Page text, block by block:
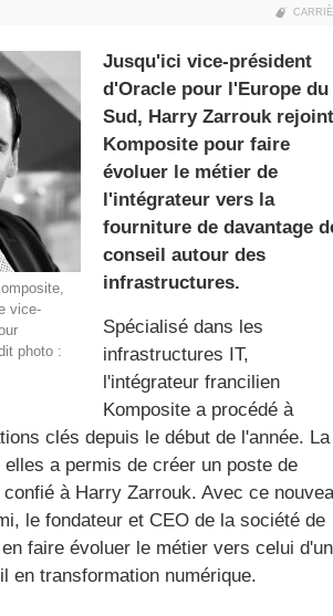
gratuite
vice-
photo :
Jusqu'ici vice-président
d'Oracle pour l'Europe du
Sud, Harry Zarrouk rejoint
Komposite pour faire
évoluer le métier de
l'intégrateur vers la
fourniture de davantage
conseil autour des
infrastructures.
Spécialisé dans les
infrastructures IT,
l'intégrateur francilien
Komposite a procédé à
clés depuis le début de l'année. La
elles a permis de créer un poste de
à Harry Zarrouk. Avec ce
le fondateur et CEO de la société de
faire évoluer le métier vers celui
en transformation numérique.